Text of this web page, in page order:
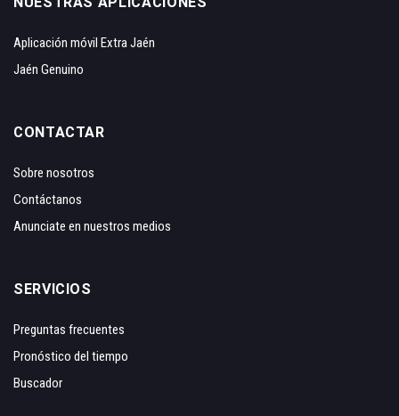
Aplicación móvil Extra Jaén
Jaén Genuino
CONTACTAR
Sobre nosotros
Contáctanos
Anunciate en nuestros medios
SERVICIOS
Preguntas frecuentes
Pronóstico del tiempo
Buscador